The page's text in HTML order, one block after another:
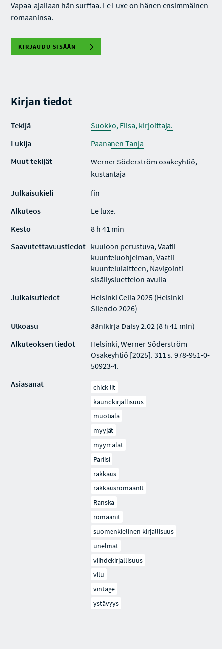
Vapaa-ajallaan hän surffaa. Le Luxe on hänen ensimmäinen
romaaninsa.
KIRJAUDU SISÄÄN
Kirjan tiedot
Tekijä
Suokko, Elisa, kirjoittaja.
Lukija
Paananen Tanja
Muut tekijät
Werner Söderström osakeyhtiö,
kustantaja
Julkaisukieli
fin
Alkuteos
Le luxe.
Kesto
8 h 41 min
Saavutettavuustiedot kuuloon perustuva, Vaatii
kuunteluohjelman, Vaatii
kuuntelulaitteen, Navigointi
sisällysluettelon avulla
Julkaisutiedot
Helsinki Celia 2025 (Helsinki
Silencio 2026)
Ulkoasu
äänikirja Daisy 2.02 (8 h 41 min)
Alkuteoksen tiedot
Helsinki, Werner Söderström
Osakeyhtiö [2025]. 311 s. 978-951-0-
50923-4.
Asiasanat
chick lit
kaunokirjallisuus
muotiala
myyjät
myymälät
Pariisi
rakkaus
rakkausromaanit
Ranska
romaanit
suomenkielinen kirjallisuus
unelmat
viihdekirjallisuus
vilu
vintage
ystävyys